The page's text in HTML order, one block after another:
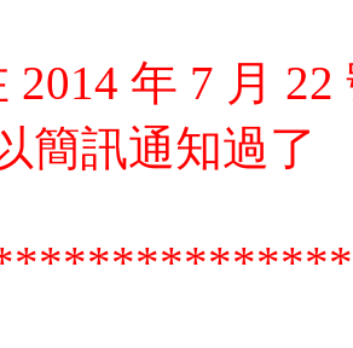
2014 年 7 月
簡訊通知過了